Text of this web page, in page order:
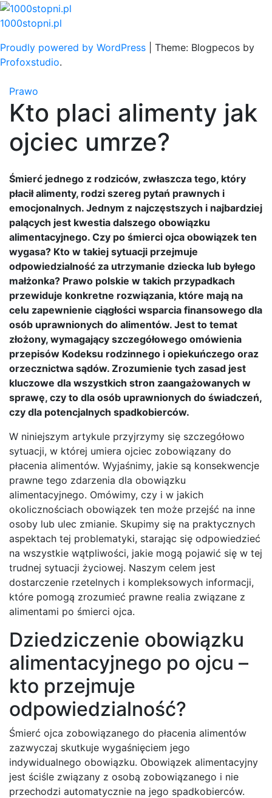
Skip
to
1000stopni.pl
Proudly powered by WordPress
Theme: Blogpecos by
Profoxstudio.
Prawo
Kto placi alimenty jak
ojciec umrze?
Śmierć jednego z rodziców, zwłaszcza tego, który
płacił alimenty, rodzi szereg pytań prawnych i
emocjonalnych. Jednym z najczęstszych i najbardziej
palących jest kwestia dalszego obowiązku
alimentacyjnego. Czy po śmierci ojca obowiązek ten
wygasa? Kto w takiej sytuacji przejmuje
odpowiedzialność za utrzymanie dziecka lub byłego
małżonka? Prawo polskie w takich przypadkach
przewiduje konkretne rozwiązania, które mają na
celu zapewnienie ciągłości wsparcia finansowego dla
osób uprawnionych do alimentów. Jest to temat
złożony, wymagający szczegółowego omówienia
przepisów Kodeksu rodzinnego i opiekuńczego oraz
orzecznictwa sądów. Zrozumienie tych zasad jest
kluczowe dla wszystkich stron zaangażowanych w
sprawę, czy to dla osób uprawnionych do świadczeń,
czy dla potencjalnych spadkobierców.
W niniejszym artykule przyjrzymy się szczegółowo
sytuacji, w której umiera ojciec zobowiązany do
płacenia alimentów. Wyjaśnimy, jakie są konsekwencje
prawne tego zdarzenia dla obowiązku
alimentacyjnego. Omówimy, czy i w jakich
okolicznościach obowiązek ten może przejść na inne
osoby lub ulec zmianie. Skupimy się na praktycznych
aspektach tej problematyki, starając się odpowiedzieć
na wszystkie wątpliwości, jakie mogą pojawić się w tej
trudnej sytuacji życiowej. Naszym celem jest
dostarczenie rzetelnych i kompleksowych informacji,
które pomogą zrozumieć prawne realia związane z
alimentami po śmierci ojca.
Dziedziczenie obowiązku
alimentacyjnego po ojcu –
kto przejmuje
odpowiedzialność?
Śmierć ojca zobowiązanego do płacenia alimentów
zazwyczaj skutkuje wygaśnięciem jego
indywidualnego obowiązku. Obowiązek alimentacyjny
jest ściśle związany z osobą zobowiązanego i nie
przechodzi automatycznie na jego spadkobierców.